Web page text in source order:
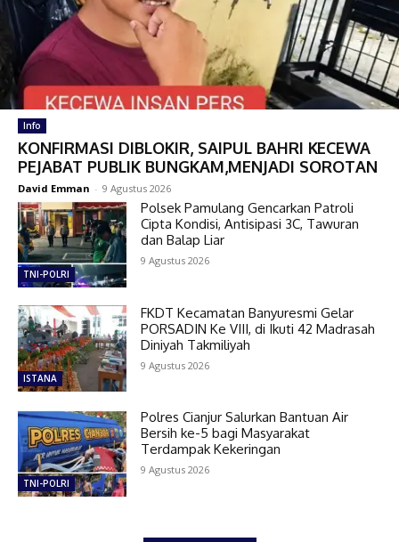
Info
KONFIRMASI DIBLOKIR, SAIPUL BAHRI KECEWA
PEJABAT PUBLIK BUNGKAM,MENJADI SOROTAN
David Emman - 9 Agustus 2026
TNI-POLRI
Polsek Pamulang Gencarkan Patroli
Cipta Kondisi, Antisipasi 3C, Tawuran
dan Balap Liar
9 Agustus 2026
ISTANA
FKDT Kecamatan Banyuresmi Gelar
PORSADIN Ke VIII, di Ikuti 42 Madrasah
Diniyah Takmiliyah
9 Agustus 2026
TNI-POLRI
Polres Cianjur Salurkan Bantuan Air
Bersih ke-5 bagi Masyarakat
Terdampak Kekeringan
9 Agustus 2026